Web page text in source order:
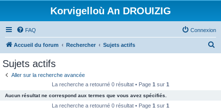
Korvigelloù An DROUIZIG
FAQ Connexion
Accueil du forum Rechercher Sujets actifs
Sujets actifs
Aller sur la recherche avancée
La recherche a retourné 0 résultat • Page 1 sur 1
Aucun résultat ne correspond aux termes que vous avez spécifiés.
La recherche a retourné 0 résultat • Page 1 sur 1